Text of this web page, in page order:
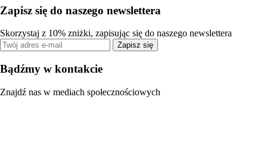
Zapisz się do naszego newslettera
Skorzystaj z 10% zniżki, zapisując się do naszego newslettera
Zapisz się
Bądźmy w kontakcie
Znajdź nas w mediach społecznościowych